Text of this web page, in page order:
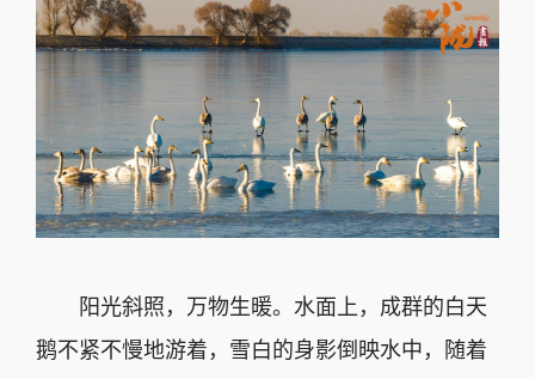
阳光斜照，万物生暖。水面上，成群的白天
鹅不紧不慢地游着，雪白的身影倒映水中，随着